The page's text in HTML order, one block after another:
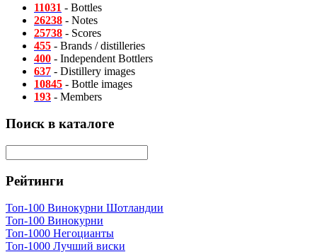
11031 - Bottles
26238 - Notes
25738 - Scores
455 - Brands / distilleries
400 - Independent Bottlers
637 - Distillery images
10845 - Bottle images
193 - Members
Поиск в каталоге
Рейтинги
Топ-100 Винокурни Шотландии
Топ-100 Винокурни
Топ-1000 Негоцианты
Топ-1000 Лучший виски